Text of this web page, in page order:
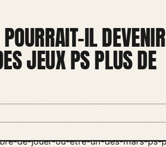
IL DEVENIR
JEUX PS PLUS DE